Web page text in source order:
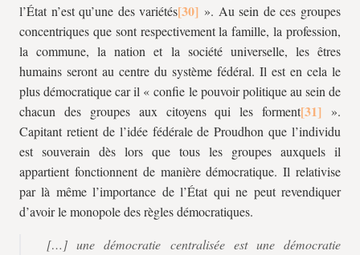
l’État n’est qu’une des variétés
». Au sein de ces groupes
concentriques que sont respectivement la famille, la profession,
la commune, la nation et la société universelle, les êtres
humains seront au centre du système fédéral. Il est en cela le
plus démocratique car il « confie le pouvoir politique au sein de
chacun des groupes aux citoyens qui les forment
».
Capitant retient de l’idée fédérale de Proudhon que l’individu
est souverain dès lors que tous les groupes auxquels il
appartient fonctionnent de manière démocratique. Il relativise
par là même l’importance de l’État qui ne peut revendiquer
d’avoir le monopole des règles démocratiques.
[…] une démocratie centralisée est une démocratie